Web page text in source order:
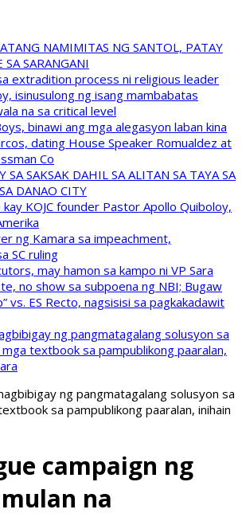
NAMIMITAS NG SANTOL, PATAY
SA SARANGANI
extradition process ni religious leader
isinusulong ng isang mambabatas
na sa critical level
binawi ang mga alegasyon laban kina
dating House Speaker Romualdez at
Co
SA SAKSAK DAHIL SA ALITAN SA TAYA SA
DANAO CITY
KOJC founder Pastor Apollo Quiboloy,
ng Kamara sa impeachment,
SC ruling
may hamon sa kampo ni VP Sara
no show sa subpoena ng NBI; Bugaw
vs. ES Recto, nagsisisi sa pagkakadawit
ng pangmatagalang solusyon sa
mga textbook sa pampublikong paaralan,
ng pangmatagalang solusyon sa
sa pampublikong paaralan, inihain
campaign ng
na